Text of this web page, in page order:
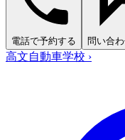
電話で予約する 問い合
高文自動車学校 ›